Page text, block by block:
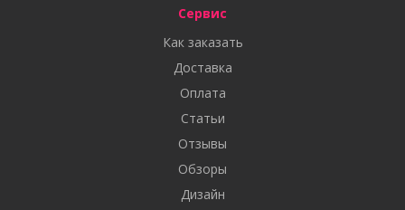
Сервис
Как заказать
Доставка
Оплата
Статьи
Отзывы
Обзоры
Дизайн